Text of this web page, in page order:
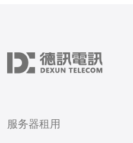
服务器租用